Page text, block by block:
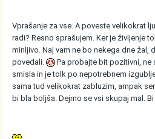
Vprašanje za vse. A poveste velikokrat
radi? Resno sprašujem. Ker je življenje
minljivo. Naj vam ne bo nekega dne žal,
povedali.
Pa probajte bit pozitivni, ne
smisla in je tolk po nepotrebnem
sama tud velikokrat zabluzim, ampak
bi bla boljša. Dejmo se vsi skupaj mal.